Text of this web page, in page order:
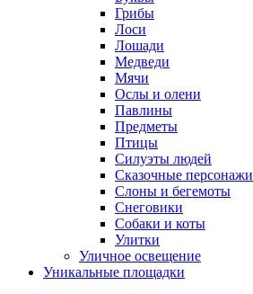
Грибы
Лоси
Лошади
Медведи
Мячи
Ослы и олени
Павлины
Предметы
Птицы
Силуэты людей
Сказочные персонажи
Слоны и бегемоты
Снеговики
Собаки и коты
Улитки
Уличное освещение
Уникальные площадки